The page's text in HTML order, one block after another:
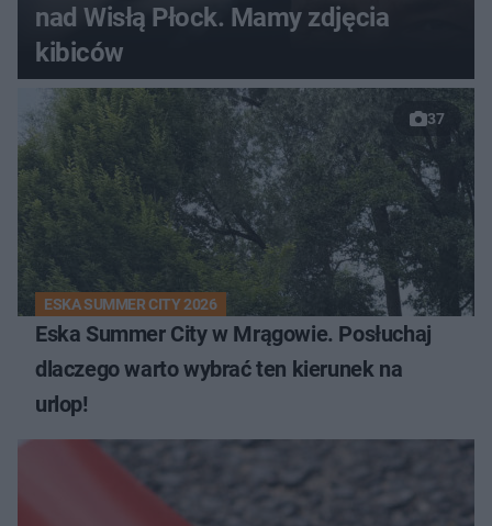
nad Wisłą Płock. Mamy zdjęcia
kibiców
37
ESKA SUMMER CITY 2026
Eska Summer City w Mrągowie. Posłuchaj
dlaczego warto wybrać ten kierunek na
urlop!